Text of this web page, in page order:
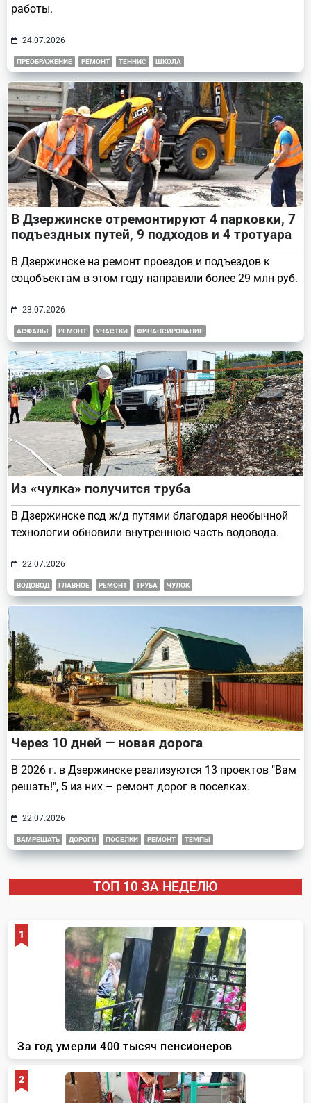
работы.
24.07.2026
ПРЕОБРАЖЕНИЕ РЕМОНТ ТЕННИС ШКОЛА
В Дзержинске отремонтируют 4 парковки, 7
подъездных путей, 9 подходов и 4 тротуара
В Дзержинске на ремонт проездов и подъездов к
соцобъектам в этом году направили более 29 млн руб.
23.07.2026
АСФАЛЬТ РЕМОНТ УЧАСТКИ ФИНАНСИРОВАНИЕ
Из «чулка» получится труба
В Дзержинске под ж/д путями благодаря необычной
технологии обновили внутреннюю часть водовода.
22.07.2026
ВОДОВОД ГЛАВНОЕ РЕМОНТ ТРУБА ЧУЛОК
Через 10 дней — новая дорога
В 2026 г. в Дзержинске реализуются 13 проектов "Вам
решать!", 5 из них – ремонт дорог в поселках.
22.07.2026
ВАМРЕШАТЬ ДОРОГИ ПОСЕЛКИ РЕМОНТ ТЕМПЫ
ТОП 10 ЗА НЕДЕЛЮ